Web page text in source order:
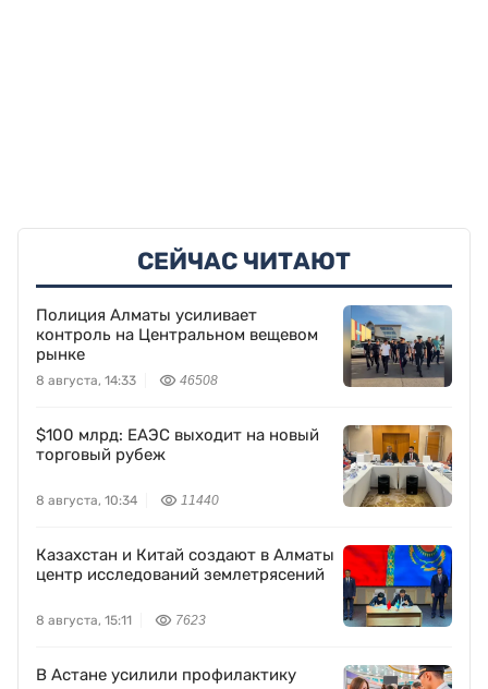
СЕЙЧАС ЧИТАЮТ
Полиция Алматы усиливает
контроль на Центральном вещевом
рынке
8 августа, 14:33 46508
$100 млрд: ЕАЭС выходит на новый
торговый рубеж
8 августа, 10:34 11440
Казахстан и Китай создают в Алматы
центр исследований землетрясений
8 августа, 15:11 7623
В Астане усилили профилактику